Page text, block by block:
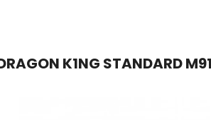
K1NG STANDARD